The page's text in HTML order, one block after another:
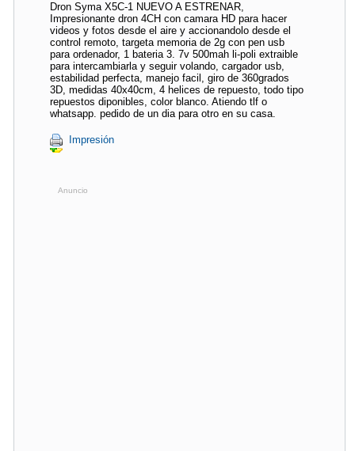
Dron Syma X5C-1 NUEVO A ESTRENAR,
Impresionante dron 4CH con camara HD para hacer
videos y fotos desde el aire y accionandolo desde el
control remoto, targeta memoria de 2g con pen usb
para ordenador, 1 bateria 3. 7v 500mah li-poli extraible
para intercambiarla y seguir volando, cargador usb,
estabilidad perfecta, manejo facil, giro de 360grados
3D, medidas 40x40cm, 4 helices de repuesto, todo tipo
repuestos diponibles, color blanco. Atiendo tlf o
whatsapp. pedido de un dia para otro en su casa.
Impresión
Anuncio